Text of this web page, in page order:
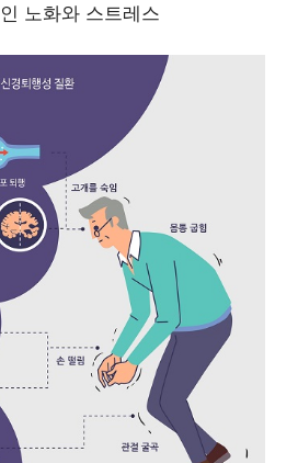
노화와 스트레스